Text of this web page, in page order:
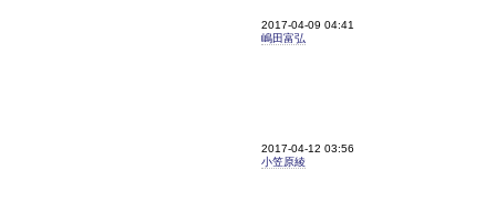
2017-04-09 04:41
嶋田富弘
2017-04-12 03:56
小笠原綾